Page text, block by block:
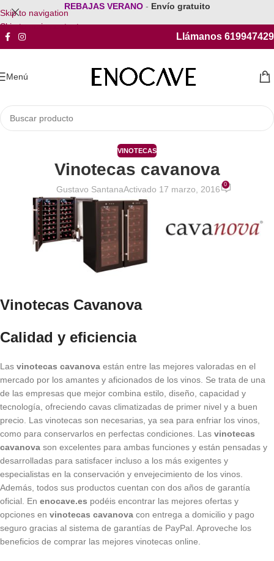
Skip to navigation
Skip to main content
REBAJAS VERANO - Envío gratuito
Llámanos 619947429
Menú
VINOTECAS
Vinotecas cavanova
Gustavo SantanaActivado 17 marzo, 2016 0
Vinotecas Cavanova
Calidad y eficiencia
Las vinotecas cavanova están entre las mejores valoradas en el
mercado por los amantes y aficionados de los vinos. Se trata de una
de las empresas que mejor combina estilo, diseño, capacidad y
tecnología, ofreciendo cavas climatizadas de primer nivel y a buen
precio. Las vinotecas son necesarias, ya sea para enfriar los vinos,
como para conservarlos en perfectas condiciones. Las vinotecas
cavanova son excelentes para ambas funciones y están pensadas y
desarrolladas para satisfacer incluso a los más exigentes y
especialistas en la conservación y envejecimiento de los vinos.
Además, todos sus productos cuentan con dos años de garantía
oficial. En enocave.es podéis encontrar las mejores ofertas y
opciones en vinotecas cavanova con entrega a domicilio y pago
seguro gracias al sistema de garantías de PayPal. Aproveche los
beneficios de comprar las mejores vinotecas online.